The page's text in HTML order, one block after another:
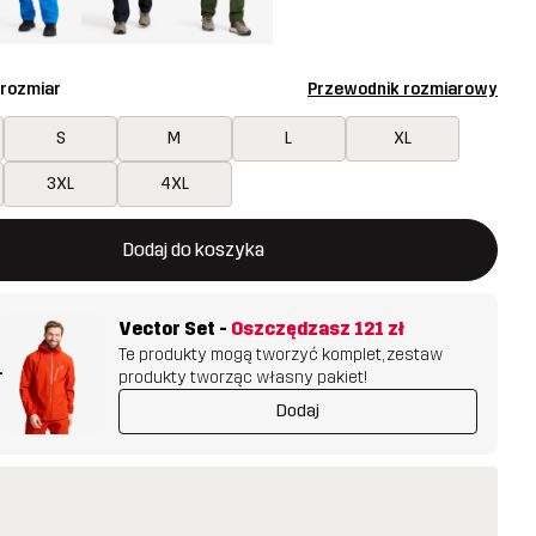
Przewodnik rozmiarowy
S M L XL
3XL 4XL
Dodaj do koszyka
nowe okno, w którym można potwierdzić dodanie
dostępny
Vector Set - Oszczędzasz 121 zł
Te produkty mogą tworzyć komplet, zestaw
produkty tworząc własny pakiet!
Dodaj